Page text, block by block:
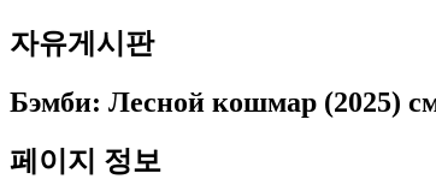
자유게시판
Бэмби: Лесной кошмар (2025)
페이지 정보